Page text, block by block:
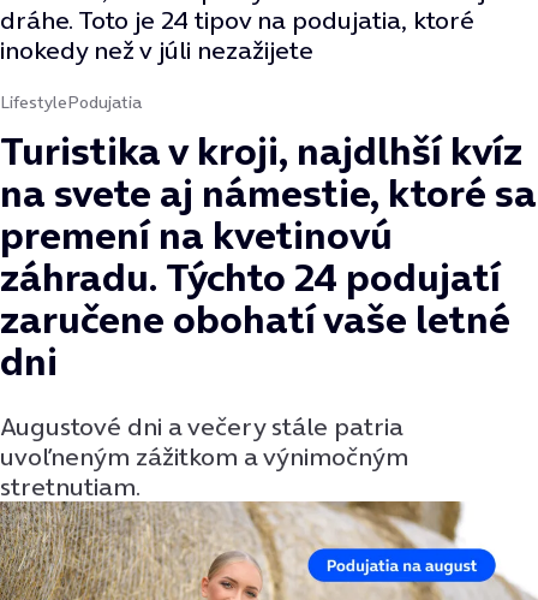
dráhe. Toto je 24 tipov na podujatia, ktoré
inokedy než v júli nezažijete
LifestylePodujatia
Turistika v kroji, najdlhší kvíz
na svete aj námestie, ktoré sa
premení na kvetinovú
záhradu. Týchto 24 podujatí
zaručene obohatí vaše letné
dni
Augustové dni a večery stále patria
uvoľneným zážitkom a výnimočným
stretnutiam.